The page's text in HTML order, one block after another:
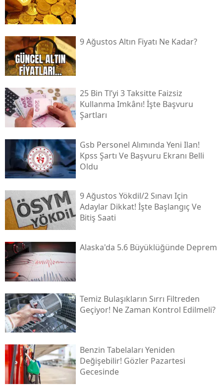
9 Ağustos Altın Fiyatı Ne Kadar?
25 Bin Tl’yi 3 Taksitte Faizsiz
Kullanma Imkânı! İşte Başvuru
Şartları
Gsb Personel Alımında Yeni Ilan!
Kpss Şartı Ve Başvuru Ekranı Belli
Oldu
9 Ağustos Yökdi̇l/2 Sınavı Için
Adaylar Dikkat! İşte Başlangıç Ve
Bitiş Saati
Alaska'da 5.6 Büyüklüğünde Deprem
Temiz Bulaşıkların Sırrı Filtreden
Geçiyor! Ne Zaman Kontrol Edilmeli?
Benzin Tabelaları Yeniden
Değişebilir! Gözler Pazartesi
Gecesinde